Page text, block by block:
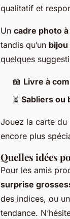
qualitatif et
Un cadre photo
tandis qu’un
quelques
📖 Livre à
⏳ Sabliers ou
Jouez la carte du
encore plus
Quelles idées
Pour les amis
surprise
des indices, ou un
tendance.